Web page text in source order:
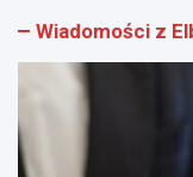
Wiadomości z